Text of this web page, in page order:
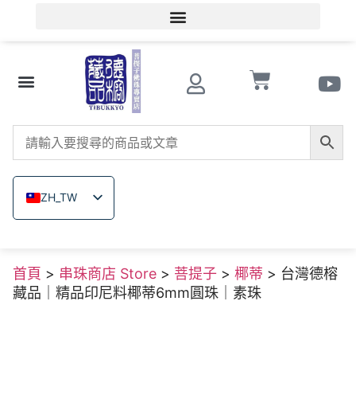
ZH_TW
EN
TH
VI
首頁 > 串珠商店 Store > 菩提子 > 椰蒂 > 台灣德榕
藏品｜精品印尼料椰蒂6mm圓珠｜素珠